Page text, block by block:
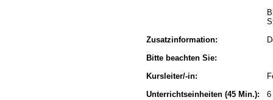
Zusatzinformation:
Bitte beachten Sie:
Kursleiter/-in:
Unterrichtseinheiten (45 Min.):
6